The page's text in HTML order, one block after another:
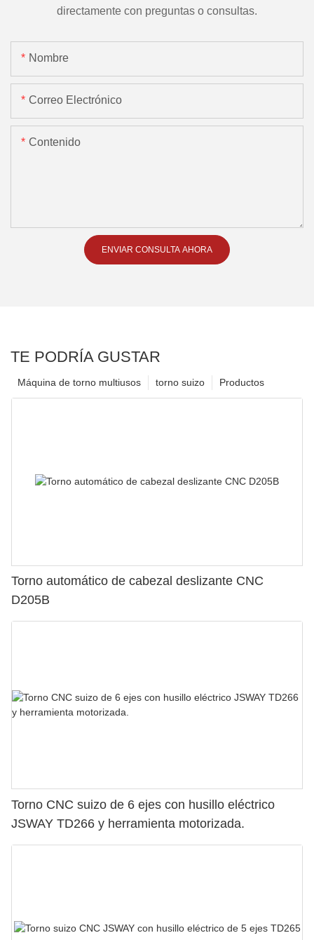
directamente con preguntas o consultas.
Nombre
Correo Electrónico
Contenido
ENVIAR CONSULTA AHORA
TE PODRÍA GUSTAR
Productos
torno suizo
Máquina de torno multiusos
Torno automático de cabezal deslizante CNC
D205B
Torno CNC suizo de 6 ejes con husillo eléctrico
JSWAY TD266 y herramienta motorizada.